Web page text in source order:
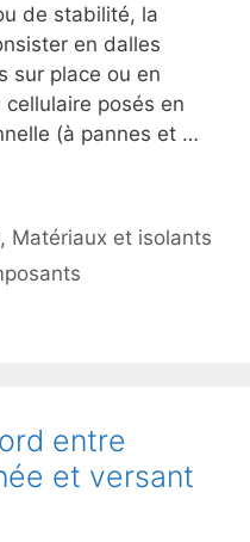
de stabilité, la
en dalles
sur place ou en
posés en
(à pannes et …
, Matériaux et isolants
entre
et versant